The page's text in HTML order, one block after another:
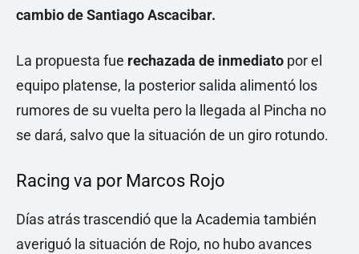
cambio de Santiago Ascacibar.
La propuesta fue rechazada de inmediato por el
equipo platense, la posterior salida alimentó los
rumores de su vuelta pero la llegada al Pincha no
se dará, salvo que la situación de un giro rotundo.
Racing va por Marcos Rojo
Días atrás trascendió que la Academia también
averiguó la situación de Rojo, no hubo avances